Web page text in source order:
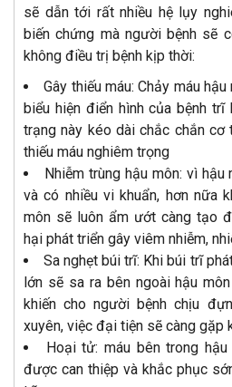
sẽ dẫn tới rất nhiều hệ lụy
biến chứng mà người bệnh sẽ
không điều trị bệnh kịp thời:
Gây thiếu máu: Chảy máu
biểu hiện điển hình của bệnh
trạng này kéo dài chắc chắn
thiếu máu nghiêm trọng
Nhiễm trùng hậu môn: vì
và có nhiều vi khuẩn, hơn nữa
môn sẽ luôn ẩm ướt càng tạo
hại phát triển gây viêm nhiễm,
Sa nghẹt búi trĩ: Khi búi trĩ
lớn sẽ sa ra bên ngoài hậu
khiến cho người bệnh chịu
xuyên, việc đại tiện sẽ càng gặp
Hoại tử: máu bên trong
được can thiệp và khắc phục